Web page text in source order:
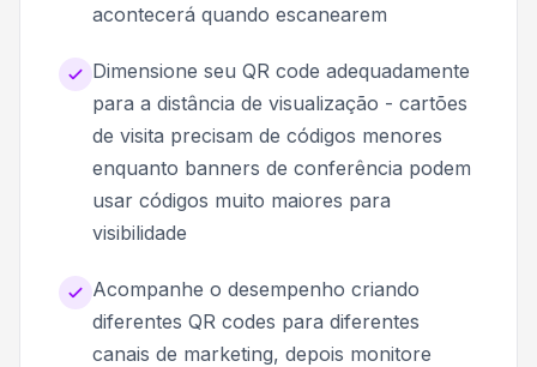
acontecerá quando escanearem
Dimensione seu QR code adequadamente
para a distância de visualização - cartões
de visita precisam de códigos menores
enquanto banners de conferência podem
usar códigos muito maiores para
visibilidade
Acompanhe o desempenho criando
diferentes QR codes para diferentes
canais de marketing, depois monitore